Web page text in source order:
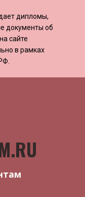
дипломы,
документы об
сайте
в рамках